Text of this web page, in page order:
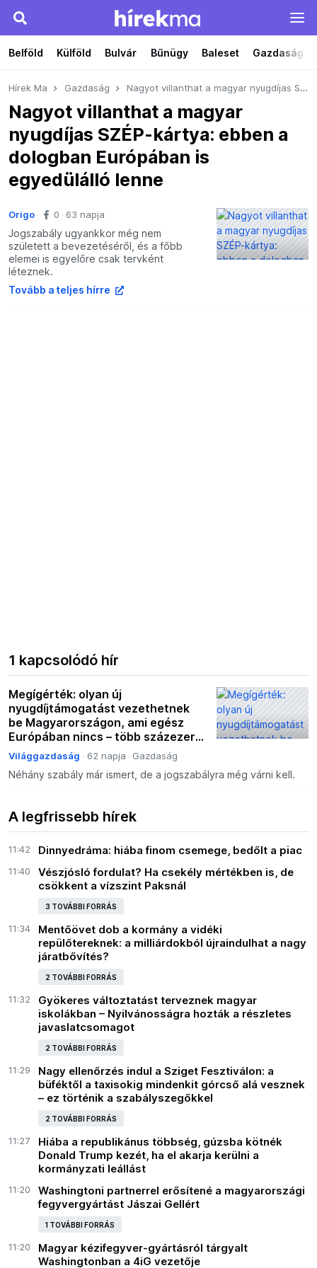
Belföld Külföld Bulvár Bűnügy Baleset Gazdaság
Hírek Ma Gazdaság Nagyot villanthat a magyar nyugdíjas SZÉP-kártya: ebben a dologban Európában is egyedülálló lenne
Nagyot villanthat a magyar
nyugdíjas SZÉP-kártya: ebben a
dologban Európában is
egyedülálló lenne
Origo 0 63 napja
Jogszabály ugyankkor még nem
született a bevezetéséről, és a főbb
elemei is egyelőre csak tervként
léteznek.
Tovább a teljes hírre
1 kapcsolódó hír
Megígérték: olyan új
nyugdíjtámogatást vezethetnek
be Magyarországon, ami egész
Európában nincs – több százezer
forintot kaphatnak a jogosultak
Világgazdaság 62 napja Gazdaság
Néhány szabály már ismert, de a jogszabályra még várni kell.
A legfrissebb hírek
11:42 Dinnyedráma: hiába finom csemege, bedőlt a piac
11:40
Vészjósló fordulat? Ha csekély mértékben is, de
csökkent a vízszint Paksnál
3 TOVÁBBI FORRÁS
11:34
Mentőövet dob a kormány a vidéki
repülőtereknek: a milliárdokból újraindulhat a nagy
járatbővítés?
2 TOVÁBBI FORRÁS
11:32
Gyökeres változtatást terveznek magyar
iskolákban – Nyilvánosságra hozták a részletes
javaslatcsomagot
2 TOVÁBBI FORRÁS
11:29
Nagy ellenőrzés indul a Sziget Fesztiválon: a
büféktől a taxisokig mindenkit górcső alá vesznek
– ez történik a szabályszegőkkel
2 TOVÁBBI FORRÁS
11:27
Hiába a republikánus többség, gúzsba kötnék
Donald Trump kezét, ha el akarja kerülni a
kormányzati leállást
11:20
Washingtoni partnerrel erősítené a magyarországi
fegyvergyártást Jászai Gellért
1 TOVÁBBI FORRÁS
11:20
Magyar kézifegyver-gyártásról tárgyalt
Washingtonban a 4iG vezetője